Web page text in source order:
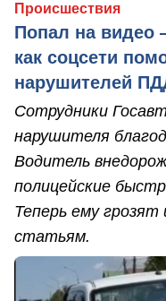
Происшествия
Попал на видео
как соцсети
нарушителей
Сотрудники
нарушителя
Водитель
полицейские
Теперь ему
статьям.